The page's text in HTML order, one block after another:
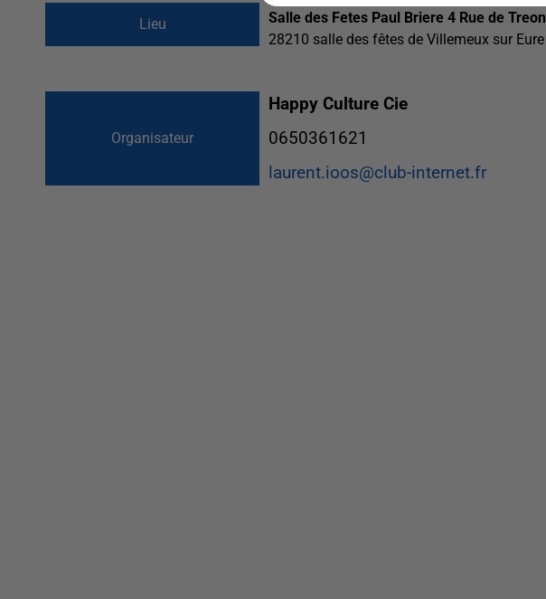
Lieu
Salle des Fetes Paul Briere 4 Rue de Treon
28210 salle des fêtes de Villemeux sur Eure
Organisateur
Happy Culture Cie
0650361621
laurent.ioos@club-internet.fr